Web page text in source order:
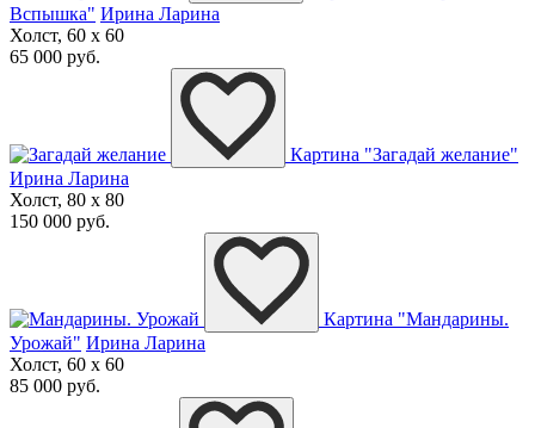
Вспышка" Ирина Ларина
Холст, 60 x 60
65 000 руб.
Картина "Загадай желание"
Ирина Ларина
Холст, 80 x 80
150 000 руб.
Картина "Мандарины.
Урожай" Ирина Ларина
Холст, 60 x 60
85 000 руб.